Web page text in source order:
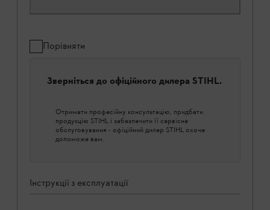
Порівняти
Зверніться до офіційного дилера STIHL.
Отримати професійну консультацію, придбати
продукцію STIHL і забезпечити її сервісне
обслуговування - офіційний дилер STIHL охоче
допоможе вам.
Інструкції з експлуатації